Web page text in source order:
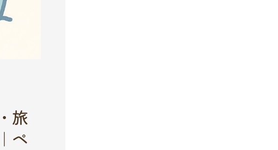
旅
ペ